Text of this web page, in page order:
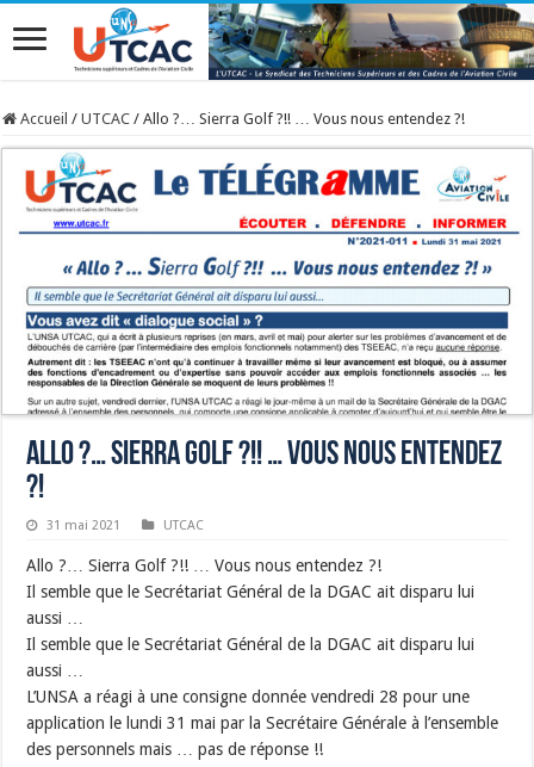
Accueil / UTCAC / Allo ?… Sierra Golf ?!! … Vous nous entendez ?!
Allo ?… Sierra Golf ?!! … Vous nous entendez
?!
31 mai 2021 UTCAC
Allo ?… Sierra Golf ?!! … Vous nous entendez ?!
Il semble que le Secrétariat Général de la DGAC ait disparu lui
aussi …
Il semble que le Secrétariat Général de la DGAC ait disparu lui
aussi …
L’UNSA a réagi à une consigne donnée vendredi 28 pour une
application le lundi 31 mai par la Secrétaire Générale à l’ensemble
des personnels mais … pas de réponse !!